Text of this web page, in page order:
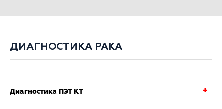
ДИАГНОСТИКА РАКА
Диагностика ПЭТ КТ